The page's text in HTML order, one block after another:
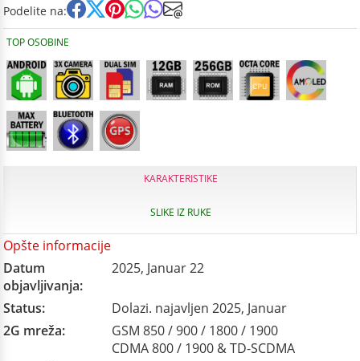
Podelite na:
TOP OSOBINE
KARAKTERISTIKE
SLIKE IZ RUKE
Opšte informacije
Datum
objavljivanja:
2025, Januar 22
Status:
Dolazi. najavljen 2025, Januar
2G mreža:
GSM 850 / 900 / 1800 / 1900
CDMA 800 / 1900 & TD-SCDMA